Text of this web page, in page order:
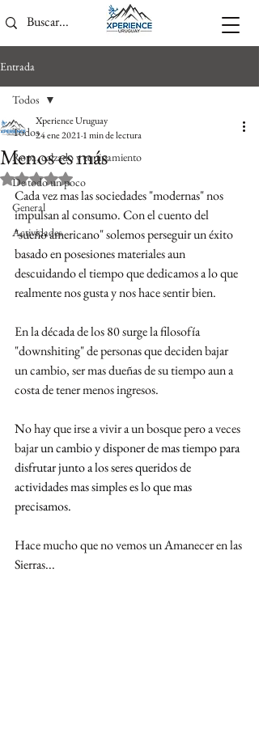
Entrada
Todos
Ropa, calzado y equipamiento
De todo un poco
General
Actividades
Todos
Menos es más
Xperience Uruguay
24 ene 2021 1 min de lectura
Obtuvo NaN de 5 estrellas.
Cada vez mas las sociedades "modernas" nos
impulsan al consumo. Con el cuento del
"sueño americano" solemos perseguir un éxito
basado en posesiones materiales aun
descuidando el tiempo que dedicamos a lo que
realmente nos gusta y nos hace sentir bien.
En la década de los 80 surge la filosofía
"downshiting" de personas que deciden bajar
un cambio, ser mas dueñas de su tiempo aun a
costa de tener menos ingresos.
No hay que irse a vivir a un bosque pero a veces
bajar un cambio y disponer de mas tiempo para
disfrutar junto a los seres queridos de
actividades mas simples es lo que mas
precisamos.
Hace mucho que no vemos un Amanecer en las
Sierras...